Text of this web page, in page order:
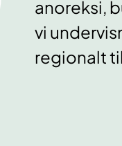
anoreksi,
vi
regionalt